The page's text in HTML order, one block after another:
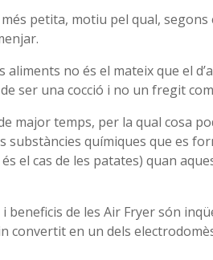
petita, motiu pel qual,
aliments no és el mateix que el
ser una cocció i no un fregit
major temps, per la qual cosa
substàncies químiques que es
el cas de les patates) quan
de les Air Fryer són
convertit en un dels